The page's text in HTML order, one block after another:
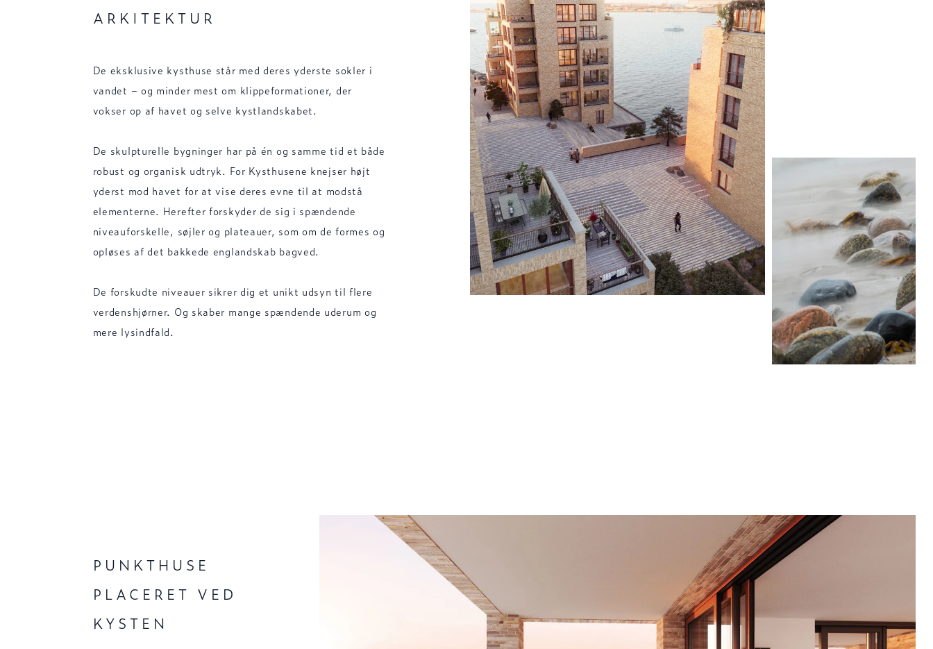
ARKITEKTUR
De eksklusive kysthuse står med deres yderste sokler i
vandet – og minder mest om klippeformationer, der
vokser op af havet og selve kystlandskabet.
De skulpturelle bygninger har på én og samme tid et både
robust og organisk udtryk. For Kysthusene knejser højt
yderst mod havet for at vise deres evne til at modstå
elementerne. Herefter forskyder de sig i spændende
niveauforskelle, søjler og plateauer, som om de formes og
opløses af det bakkede englandskab bagved.
De forskudte niveauer sikrer dig et unikt udsyn til flere
verdenshjørner. Og skaber mange spændende uderum og
mere lysindfald.
PUNKTHUSE
PLACERET VED
KYSTEN